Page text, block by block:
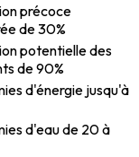
précoce
de 30%
potentielle des
de 90%
d'énergie jusqu'à
d'eau de 20 à